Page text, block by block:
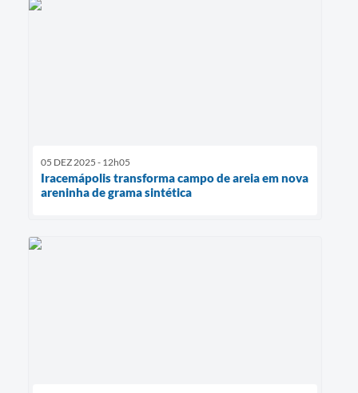
05 DEZ 2025 - 12h05
Iracemápolis transforma campo de areia em nova
areninha de grama sintética